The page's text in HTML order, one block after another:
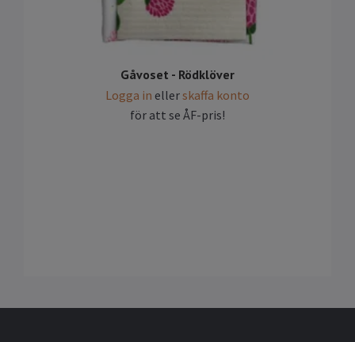
Gåvoset - Rödklöver
Logga in ellerskaffa konto
för att se ÅF-pris!